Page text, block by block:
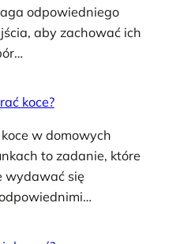
odpowiedniego
aby zachować ich
koce?
w domowych
to zadanie, które
wydawać się